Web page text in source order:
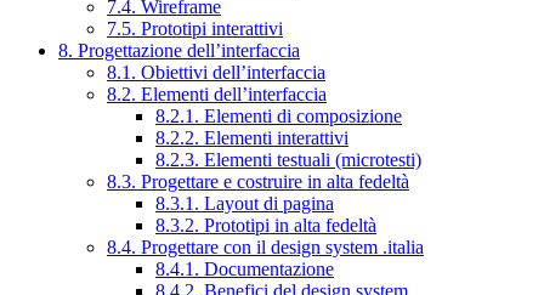
7.4. Wireframe
7.5. Prototipi interattivi
8. Progettazione dell’interfaccia
8.1. Obiettivi dell’interfaccia
8.2. Elementi dell’interfaccia
8.2.1. Elementi di composizione
8.2.2. Elementi interattivi
8.2.3. Elementi testuali (microtesti)
8.3. Progettare e costruire in alta fedeltà
8.3.1. Layout di pagina
8.3.2. Prototipi in alta fedeltà
8.4. Progettare con il design system .italia
8.4.1. Documentazione
8.4.2. Benefici del design system